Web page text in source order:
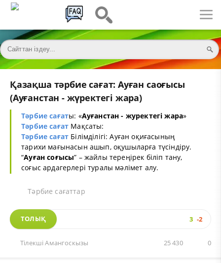
Қазақша тәрбие сағат: Ауған саоғысы
(Ауғанстан - жүректегі жара)
Тәрбие сағаты: «Ауғанстан - журектегі жара»
Тәрбие сағат Мақсаты:
Тәрбие сағат Білімділігі: Ауған оқиғасының
тарихи мағынасын ашып, оқушыларға түсіндіру.
“Ауған соғысы” – жайлы тереңірек біліп тану,
соғыс ардагерлері туралы мәлімет алу.
Тәрбие сағаттар
ТОЛЫҚ 3 -2
Тiлекшi Амангоскызы 0
25 430